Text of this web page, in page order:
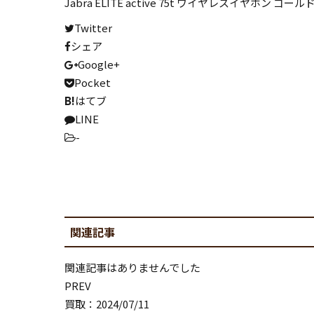
プラモデル
Twitter
シェア
Google+
Pocket
B!はてブ
LINE
-
関連記事
関連記事はありませんでした
PREV
買取：2024/07/11